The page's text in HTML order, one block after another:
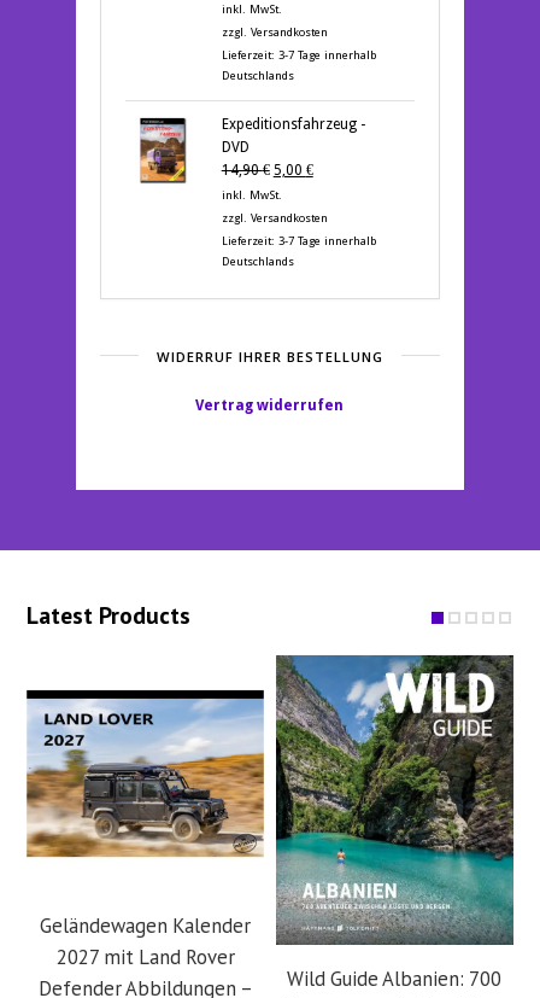
Preis
war:
12,95 €
ist:
5,00 €.
inkl. MwSt.
zzgl. Versandkosten
Lieferzeit: 3-7 Tage innerhalb
Deutschlands
Expeditionsfahrzeug -
DVD
14,90€ Ursprünglicher
Preis
war:
14,90 €
5,00 €Aktueller
ist:
5,00 €.
inkl. MwSt.
zzgl. Versandkosten
Lieferzeit: 3-7 Tage innerhalb
Deutschlands
WIDERRUF IHRER BESTELLUNG
Vertrag widerrufen
Latest Products
Geländewagen Kalender
2027 mit Land Rover
Defender Abbildungen –
Wild Guide Albanien: 700